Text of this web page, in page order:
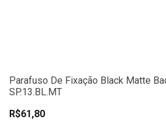
Parafuso De Fixação Black Matte
SP.13.BL.MT
R$61,80